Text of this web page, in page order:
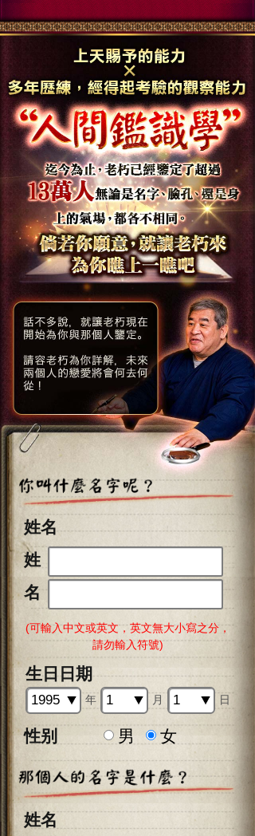
姓名
姓
名
(可輸入中文或英文，英文無大小寫之分，
請勿輸入符號)
生日日期
年 月 日
性别 男 女
姓名